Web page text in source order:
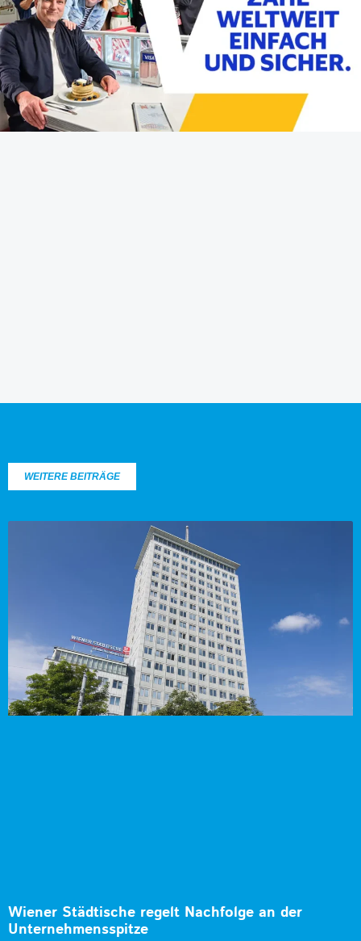
WEITERE BEITRÄGE
Wiener Städtische regelt Nachfolge an der
Unternehmensspitze